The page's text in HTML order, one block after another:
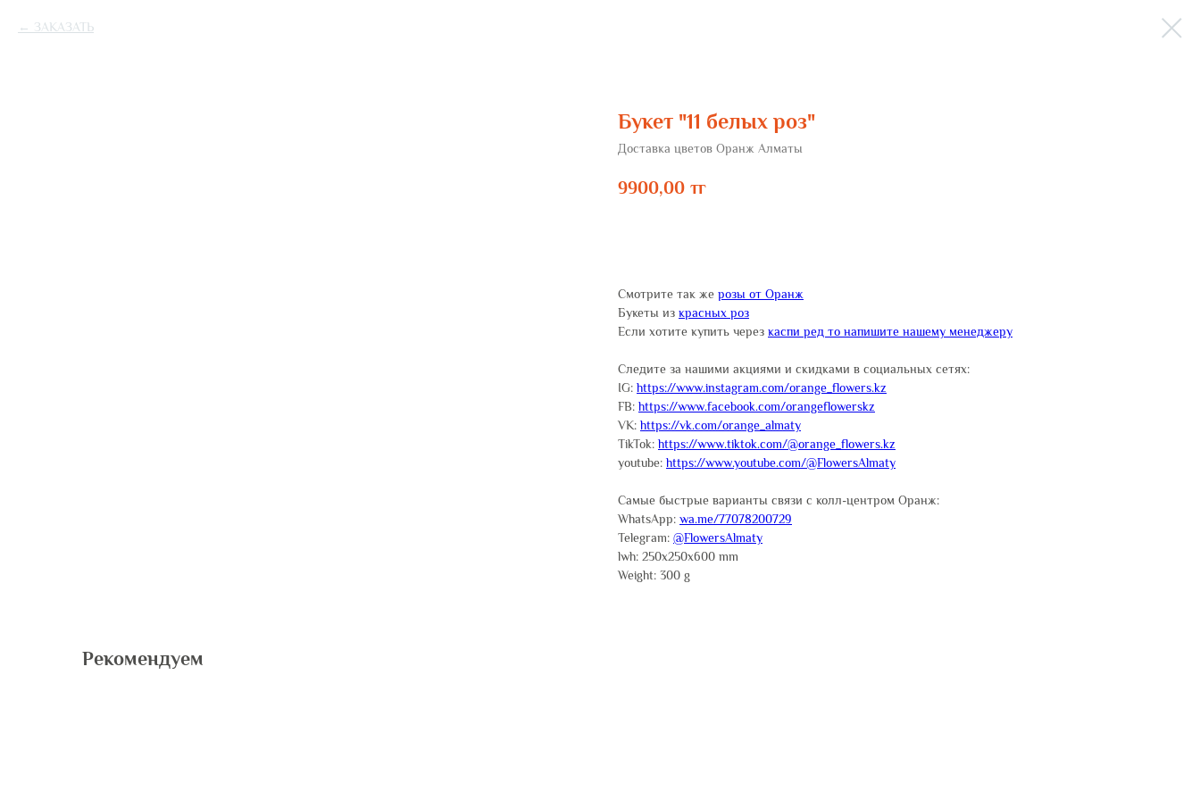
ЗАКАЗАТЬ
Букет "11 белых роз"
Доставка цветов Оранж Алматы
9900,00 тг
Смотрите так же розы от Оранж
Букеты из красных роз
Если хотите купить через каспи ред то напишите нашему менеджеру
Следите за нашими акциями и скидками в социальных сетях:
IG: https://www.instagram.com/orange_flowers.kz
FB: https://www.facebook.com/orangeflowerskz
VK: https://vk.com/orange_almaty
TikTok: https://www.tiktok.com/@orange_flowers.kz
youtube: https://www.youtube.com/@FlowersAlmaty
Самые быстрые варианты связи с колл-центром Оранж:
WhatsApp: wa.me/77078200729
Telegram: @FlowersAlmaty
lwh: 250x250x600 mm
Weight: 300 g
Рекомендуем